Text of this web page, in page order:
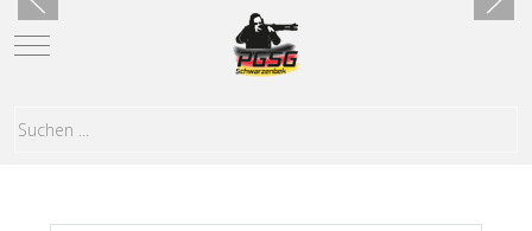
Mobile Menu Toggle